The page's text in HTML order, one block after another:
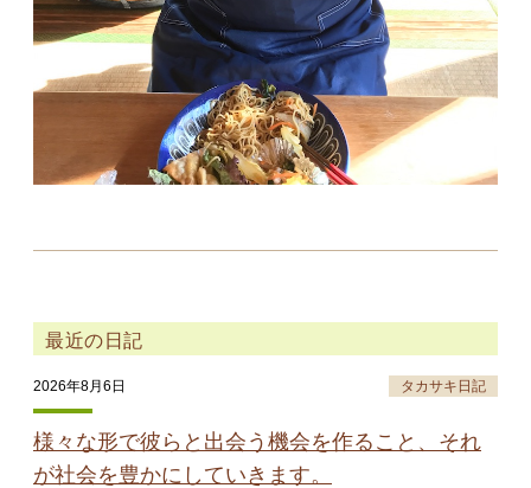
最近の日記
2026年8月6日 タカサキ日記
様々な形で彼らと出会う機会を作ること、それ
が社会を豊かにしていきます。